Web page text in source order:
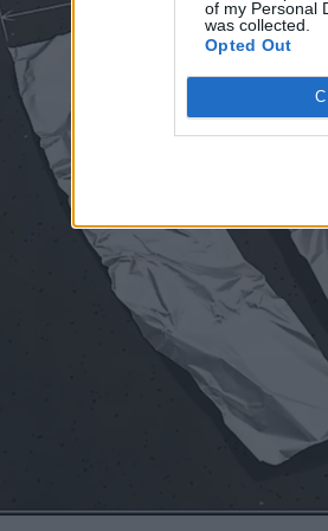
of my Personal
was collected.
Opted Out